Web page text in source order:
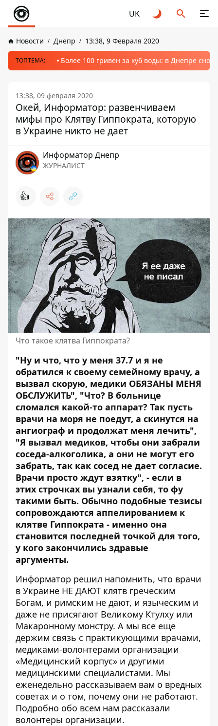
UK
Новости Днепр 13:38, 9 Февраля 2020
ТОПТЕМА: Более 100 гривен за куб воды: в Днепре
13:38, 09 февраля 2020
Окей, Информатор: развенчиваем
мифы про Клятву Гиппократа, которую
в Украине никто не дает
Информатор Днепр
ЖУРНАЛИСТ
👍
Что такое клятва Гиппократа?
"Ну и что, что у меня 37.7 и я не
обратился к своему семейному врачу, а
вызвал скорую, медики ОБЯЗАНЫ МЕНЯ
ОБСЛУЖИТЬ", "Что? В больнице
сломался какой-то аппарат? Так пусть
врачи на моря не поедут, а скинутся на
ангиограф и продолжат меня лечить",
"Я вызвал медиков, чтобы они забрали
соседа-алкоголика, а они не могут его
забрать, так как сосед не дает согласие.
Врачи просто ждут взятку", - если в
этих строчках вы узнали себя, то фу
такими быть. Обычно подобные тезисы
сопровождаются аппелированием к
клятве Гиппократа - именно она
становится последней точкой для того,
у кого закончились здравые
аргументы.
Информатор решил напомнить, что врачи
в Украине НЕ ДАЮТ клятв греческим
Богам, и римским не дают, и языческим и
даже не присягают Великому Ктулху или
Макаронному монстру. А мы все еще
держим связь с практикующими врачами,
медиками-волонтерами организации
«Медицинский корпус» и другими
медицинскими специалистами. Мы
еженедельно рассказываем вам о вредных
советах и о том, почему они не работают.
Подробно обо всем нам рассказали
волонтеры организации.